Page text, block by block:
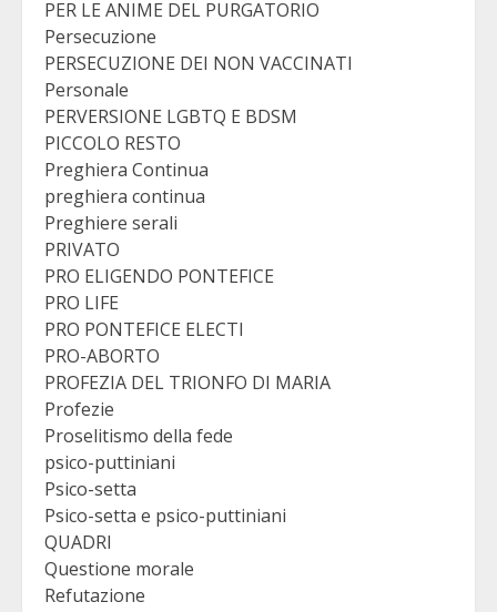
PER LE ANIME DEL PURGATORIO
Persecuzione
PERSECUZIONE DEI NON VACCINATI
Personale
PERVERSIONE LGBTQ E BDSM
PICCOLO RESTO
Preghiera Continua
preghiera continua
Preghiere serali
PRIVATO
PRO ELIGENDO PONTEFICE
PRO LIFE
PRO PONTEFICE ELECTI
PRO-ABORTO
PROFEZIA DEL TRIONFO DI MARIA
Profezie
Proselitismo della fede
psico-puttiniani
Psico-setta
Psico-setta e psico-puttiniani
QUADRI
Questione morale
Refutazione